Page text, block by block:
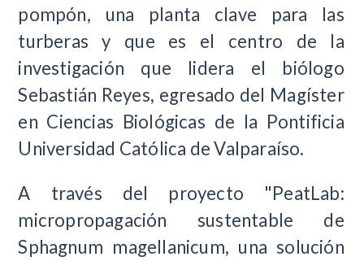
pompón, una planta clave para las
turberas y que es el centro de la
investigación que lidera el biólogo
Sebastián Reyes, egresado del Magíster
en Ciencias Biológicas de la Pontificia
Universidad Católica de Valparaíso.
A través del proyecto "PeatLab:
micropropagación sustentable de
Sphagnum magellanicum, una solución